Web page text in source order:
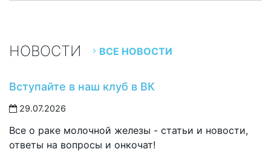
НОВОСТИ ВСЕ НОВОСТИ
Вступайте в наш клуб в ВК
29.07.2026
Все о раке молочной железы - статьи и новости,
ответы на вопросы и онкочат!